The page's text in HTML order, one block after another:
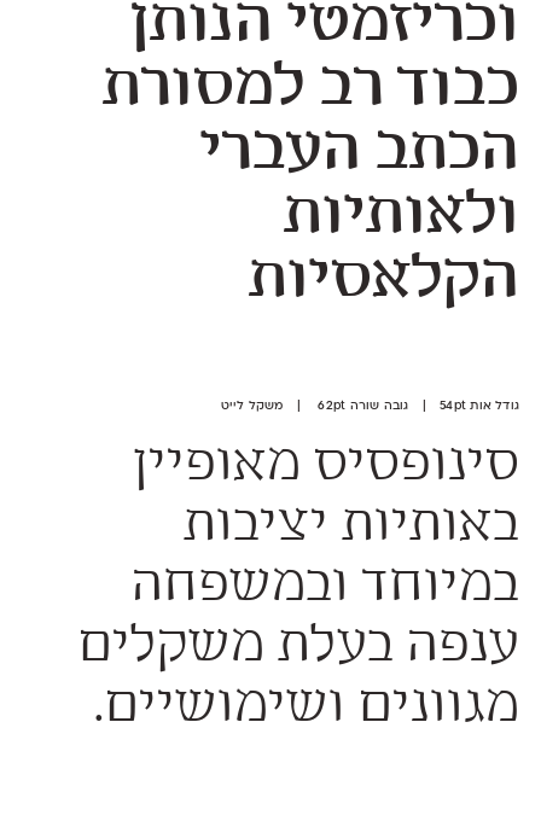
כבוד רב למסורת
הכתב העברי
ולאותיות
הקלאסיות
גודל אות 54pt | גובה שורה 62pt | משקל לייט
באותיות יציבות
מגוונים ושימושיים.